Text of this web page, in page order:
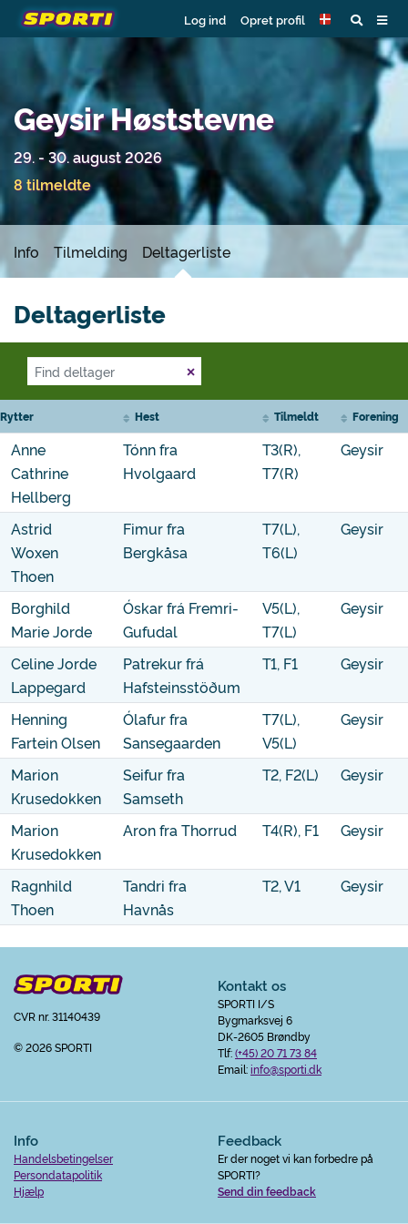
Log ind Opret profil
Geysir Høststevne
29. - 30. august 2026
8 tilmeldte
Info Tilmelding Deltagerliste
Deltagerliste
×
Rytter Hest Tilmeldt Forening
Anne
Cathrine
Hellberg
Tónn fra
Hvolgaard
T3(R),
T7(R)
Geysir
Astrid
Woxen
Thoen
Fimur fra
Bergkåsa
T7(L),
T6(L)
Geysir
Borghild
Marie Jorde
Óskar frá Fremri-
Gufudal
V5(L),
T7(L)
Geysir
Celine Jorde
Lappegard
Patrekur frá
Hafsteinsstöðum
T1, F1 Geysir
Henning
Fartein Olsen
Ólafur fra
Sansegaarden
T7(L),
V5(L)
Geysir
Marion
Krusedokken
Seifur fra
Samseth
T2, F2(L) Geysir
Marion
Krusedokken
Aron fra Thorrud T4(R), F1 Geysir
Ragnhild
Thoen
Tandri fra
Havnås
T2, V1 Geysir
CVR nr. 31140439
© 2026 SPORTI
Kontakt os
SPORTI I/S
Bygmarksvej 6
DK-2605 Brøndby
Tlf:(+45) 20 71 73 84
Email:info@sporti.dk
Info
Handelsbetingelser
Persondatapolitik
Hjælp
Feedback
Er der noget vi kan forbedre på
SPORTI?
Send din feedback